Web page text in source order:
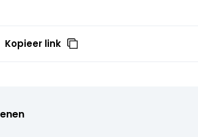
Kopieer link